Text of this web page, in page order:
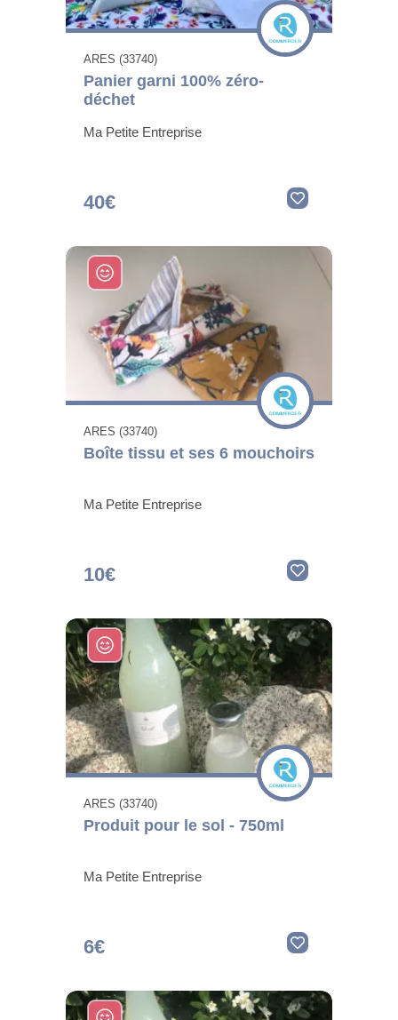
ARES (33740)
Panier garni 100% zéro-
déchet
Ma Petite Entreprise
40€
ARES (33740)
Boîte tissu et ses 6 mouchoirs
Ma Petite Entreprise
10€
ARES (33740)
Produit pour le sol - 750ml
Ma Petite Entreprise
6€